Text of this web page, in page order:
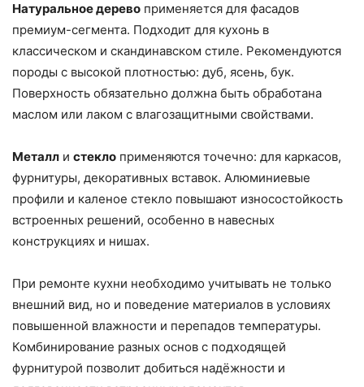
Натуральное дерево применяется для фасадов
премиум-сегмента. Подходит для кухонь в
классическом и скандинавском стиле. Рекомендуются
породы с высокой плотностью: дуб, ясень, бук.
Поверхность обязательно должна быть обработана
маслом или лаком с влагозащитными свойствами.
Металл и стекло применяются точечно: для каркасов,
фурнитуры, декоративных вставок. Алюминиевые
профили и каленое стекло повышают износостойкость
встроенных решений, особенно в навесных
конструкциях и нишах.
При ремонте кухни необходимо учитывать не только
внешний вид, но и поведение материалов в условиях
повышенной влажности и перепадов температуры.
Комбинирование разных основ с подходящей
фурнитурой позволит добиться надёжности и